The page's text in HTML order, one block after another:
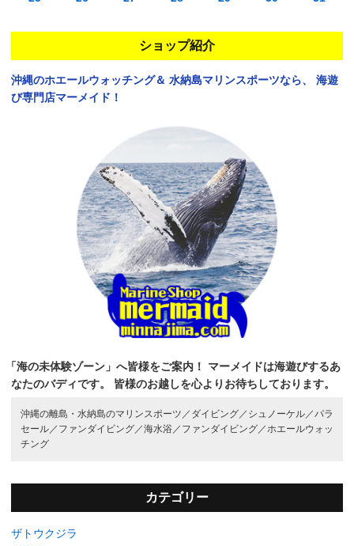
ショップ紹介
沖縄のホエールウォッチング＆ 水納島マリンスポーツなら、
海遊
び専門店マーメイド！
「海の未体験ゾーン」へ皆様をご案内！
マーメイドは海遊びするあ
なたのバディです。
皆様のお越しを心よりお待ちしております。
沖縄の離島・水納島のマリンスポーツ／ ダイビング／ シュノーケル／ パラ
セール／ ファンダイビング／海水浴／ ファンダイビング／ ホエールウォッ
チング
カテゴリー
ザトウクジラ